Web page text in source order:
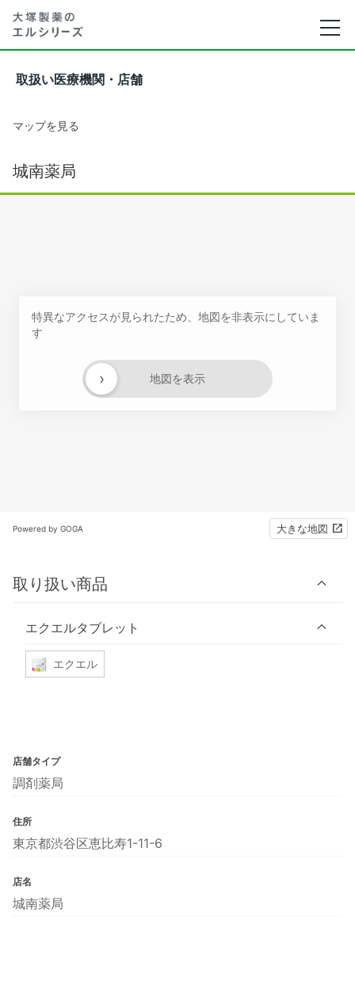
取扱い医療機関・店舗
マップを見る
城南薬局
特異なアクセスが見られたため、地図を非表示にしていま
す
地図を表示
›
Powered by GOGA 大きな地図
取り扱い商品
エクエルタブレット
エクエル
店舗タイプ
調剤薬局
住所
東京都渋谷区恵比寿1-11-6
店名
城南薬局